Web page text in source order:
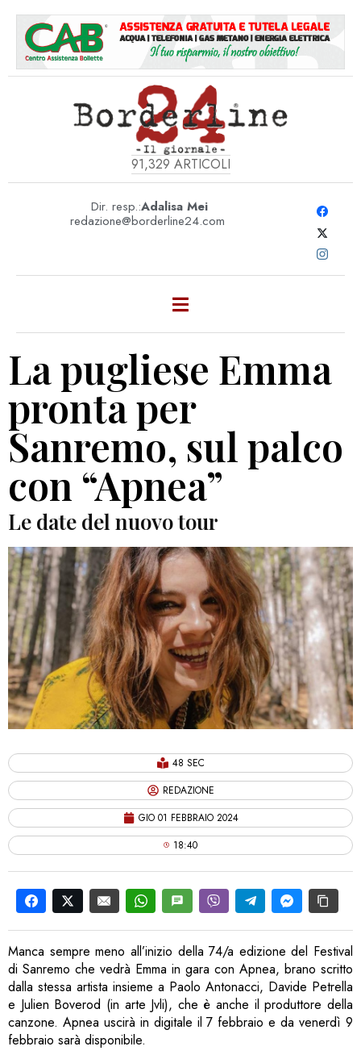
91,329 ARTICOLI
Dir. resp.:Adalisa Mei
redazione@borderline24.com
La pugliese Emma
pronta per
Sanremo, sul palco
con “Apnea”
Le date del nuovo tour
48 SEC
REDAZIONE
GIO 01 FEBBRAIO 2024
18:40
Manca sempre meno all’inizio della 74/a edizione del Festival
di Sanremo che vedrà Emma in gara con Apnea, brano scritto
dalla stessa artista insieme a Paolo Antonacci, Davide Petrella
e Julien Boverod (in arte Jvli), che è anche il produttore della
canzone. Apnea uscirà in digitale il 7 febbraio e da venerdì 9
febbraio sarà disponibile.